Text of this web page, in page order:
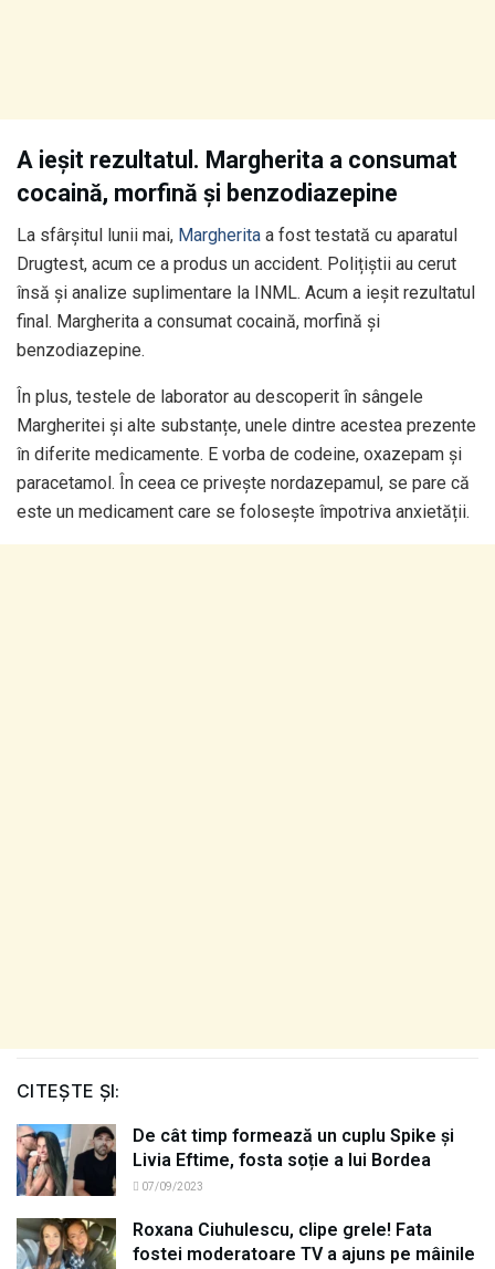
A ieșit rezultatul. Margherita a consumat
cocaină, morfină și benzodiazepine
La sfârșitul lunii mai, Margherita a fost testată cu aparatul
Drugtest, acum ce a produs un accident. Polițiștii au cerut
însă și analize suplimentare la INML. Acum a ieșit rezultatul
final. Margherita a consumat cocaină, morfină și
benzodiazepine.
În plus, testele de laborator au descoperit în sângele
Margheritei și alte substanțe, unele dintre acestea prezente
în diferite medicamente. E vorba de codeine, oxazepam și
paracetamol. În ceea ce privește nordazepamul, se pare că
este un medicament care se folosește împotriva anxietății.
CITEȘTE ȘI:
De cât timp formează un cuplu Spike și
Livia Eftime, fosta soție a lui Bordea
07/09/2023
Roxana Ciuhulescu, clipe grele! Fata
fostei moderatoare TV a ajuns pe mâinile